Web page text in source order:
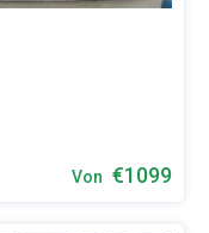
Von €1099